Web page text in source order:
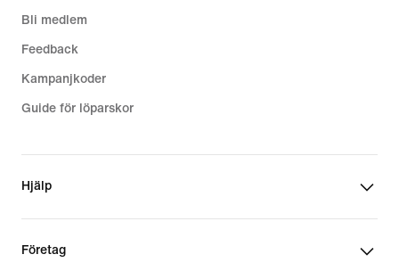
Bli medlem
Feedback
Kampanjkoder
Guide för löparskor
Hjälp
Företag